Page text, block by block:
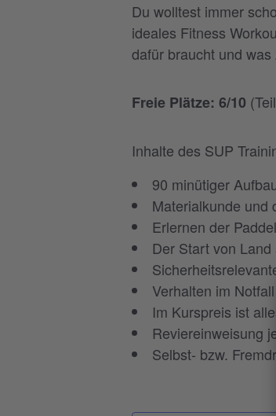
Du wolltest immer
ideales Fitness
dafür braucht und
Freie Plätze: 6/10
Inhalte des SUP
90 minütiger
Materialkunde und
Erlernen der
Der Start von
Verhalten im Notfall
Im Kurspreis ist
Reviereinweisung
Selbst- bzw.